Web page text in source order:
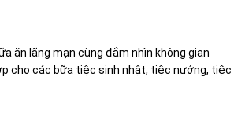
ăn lãng mạn cùng đắm nhìn không gian
cho các bữa tiệc sinh nhật, tiệc nướng, tiệc